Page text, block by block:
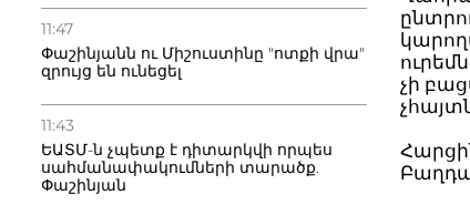
11:47
Փաշինյանն ու Միշուստինը "ոտքի վրա"
զրույց են ունեցել
11:43
ԵԱՏՄ-ն չպետք է դիտարկվի որպես
սահմանափակումների տարածք.
Փաշինյան
չի